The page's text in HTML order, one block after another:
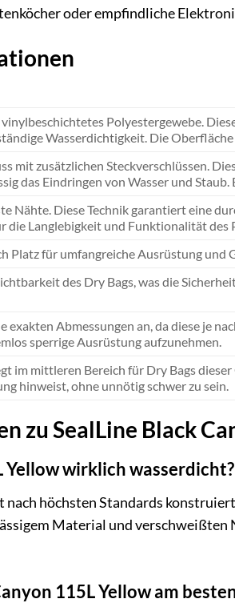
oder empfindliche
Polyestergewebe.
Wasserdichtigkeit. Die
mit zusätzlichen Steckverschlüssen.
das Eindringen von Wasser und
Nähte. Diese Technik garantiert eine
die Langlebigkeit und Funktionalität des
Platz für umfangreiche Ausrüstung und
des Dry Bags, was die
exakten Abmessungen an, da diese je
sperrige Ausrüstung aufzunehmen.
im mittleren Bereich für Dry Bags
hinweist, ohne unnötig schwer zu sein.
zu SealLine Black
Yellow wirklich wasserdicht?
nach höchsten Standards
Material und
115L Yellow am